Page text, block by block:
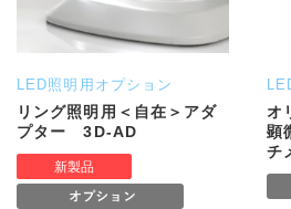
LED照明用オプション
リング照明用＜自在＞アダ
プター 3D-AD
オ
顕
チ